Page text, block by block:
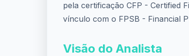
pela certificação CFP - Certified
vínculo com o FPSB - Financial
Visão do Analista